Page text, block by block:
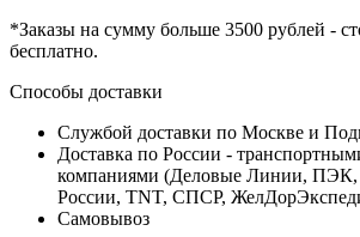
*Заказы на сумму больше 3500 рублей -
бесплатно.
Способы доставки
Службой доставки по Москве и
Доставка по России -
компаниями (Деловые Линии,
России, TNT, СПСР,
Самовывоз